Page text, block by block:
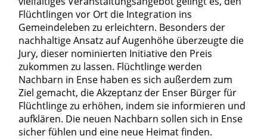
Flüchtlingen vor Ort die Integration ins
Gemeindeleben zu erleichtern. Besonders der
nachhaltige Ansatz auf Augenhöhe überzeugte die
Jury, dieser nominierten Initiative den Preis
zukommen zu lassen. Flüchtlinge werden
Nachbarn in Ense haben es sich außerdem zum
Ziel gemacht, die Akzeptanz der Enser Bürger für
Flüchtlinge zu erhöhen, indem sie informieren und
aufklären. Die neuen Nachbarn sollen sich in Ense
sicher fühlen und eine neue Heimat finden.